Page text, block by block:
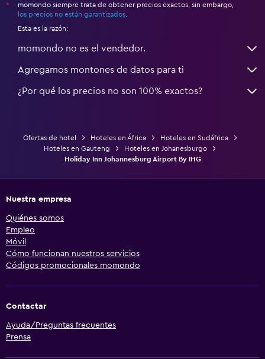
*
momondo siempre trata de obtener precios exactos, sin embargo,
los precios no están garantizados
Esta es la razón:
momondo no es el vendedor.
Agregamos montones de datos para ti
¿Por qué los precios no son 100% exactos?
Ofertas de hotel Hoteles en África
Hoteles en Sudáfrica
Hoteles en Gauteng
Hoteles en Johanesburgo
Holiday Inn Johannesburg Airport By IHG
Nuestra empresa
Quiénes somos
Empleo
Móvil
Cómo funcionan nuestros servicios
Códigos promocionales momondo
Contactar
Ayuda/Preguntas frecuentes
Prensa